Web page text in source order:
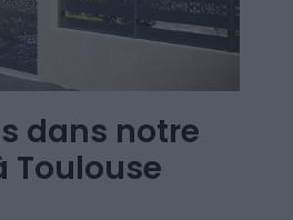
dans notre
Toulouse